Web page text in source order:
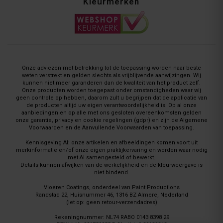
Onze adviezen met betrekking tot de toepassing worden naar beste
weten verstrekt en gelden slechts als vrijblijvende aanwijzingen. Wij
kunnen niet meer garanderen dan de kwaliteit van het product zelf.
Onze producten worden toegepast onder omstandigheden waar wij
geen controle op hebben, daarom zult u begrijpen dat de applicatie van
de producten altijd uw eigen verantwoordelijkheid is. Op al onze
aanbiedingen en op alle met ons gesloten overeenkomsten gelden
onze garantie, privacy en cookie regelingen (gdpr) en zijn de Algemene
Voorwaarden en de Aanvullende Voorwaarden van toepassing.
Kennisgeving AI: onze artikelen en afbeeldingen komen voort uit
merkinformatie en/of onze eigen praktijkervaring en worden waar nodig
met AI samengesteld of bewerkt.
Details kunnen afwijken van de werkelijkheid en de kleurweergave is
niet bindend.
Vloeren Coatings, onderdeel van Paint Productions
Randstad 22, Huisnummer 46, 1316 BZ Almere, Nederland
(let op: geen retour-verzendadres)
Rekeningnummer: NL74 RABO 0143 8398 29